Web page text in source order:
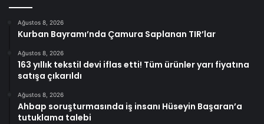
Ağustos 8, 2026
Kurban Bayramı’nda Çamura Saplanan TIR’lar
Ağustos 8, 2026
163 yıllık tekstil devi iflas etti! Tüm ürünler yarı fiyatına
satışa çıkarıldı
Ağustos 8, 2026
Ahbap soruşturmasında iş insanı Hüseyin Başaran’a
tutuklama talebi